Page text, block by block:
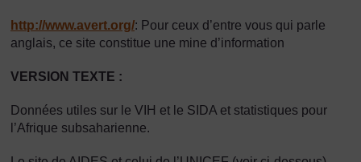
http://www.avert.org/: Pour ceux d’entre vous qui parle
anglais, ce site constitue une mine d’information
VERSION TEXTE :
Données utiles sur le VIH et le SIDA et statistiques pour
l’Afrique subsaharienne.